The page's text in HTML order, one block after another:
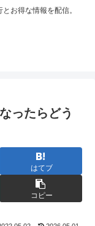
お得な情報を配信。
ったらどう
はてブ
コピー